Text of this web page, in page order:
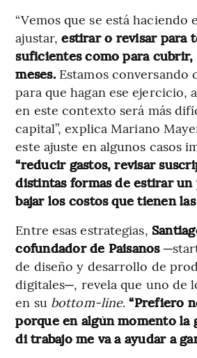
“Vemos que se está haciendo
ajustar,estirar o revisar para
suficientes como para cubrir,
meses. Estamos conversando
para que hagan ese ejercicio,
en este contexto será más
capital”, explica Mariano
este ajuste en algunos casos
“reducir gastos, revisar
distintas formas de estirar un
bajar los costos que tienen las
Entre esas estrategias,
cofundador de Paisanos
de diseño y desarrollo de
digitales─, revela que uno de
en su bottom-line. “Prefiero
porque en algún momento la
di trabajo me va a ayudar a